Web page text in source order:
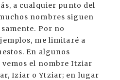
a cualquier punto del
nombres siguen
Por no
me limitaré a
En algunos
el nombre Itziar
Iziar o Ytziar; en lugar